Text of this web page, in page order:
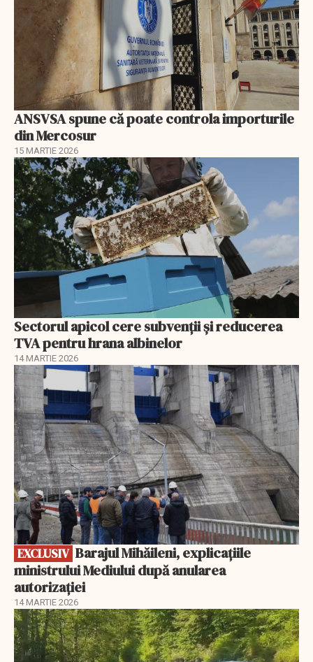
ANSVSA spune că poate controla importurile
din Mercosur
15 MARTIE 2026
Sectorul apicol cere subvenții și reducerea
TVA pentru hrana albinelor
14 MARTIE 2026
EXCLUSIV
EXCLUSIV
ministrului Mediului după anularea
autorizației
14 MARTIE 2026
EXCLUSIV